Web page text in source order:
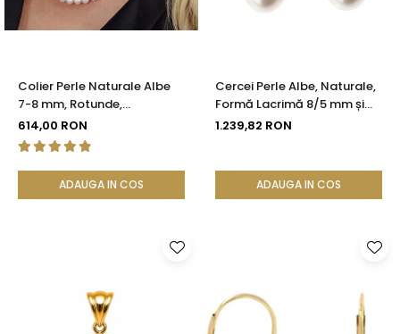
Colier Perle Naturale Albe
7-8 mm, Rotunde,
Închizătoare Argint 925 |
KASKADDA®
614,00 RON
ADAUGA IN COS
Cercei Perle Albe, Naturale,
Formă Lacrimă 8/5 mm și
Aur Galben 14K | KASKADDA®
1.239,82 RON
ADAUGA IN COS